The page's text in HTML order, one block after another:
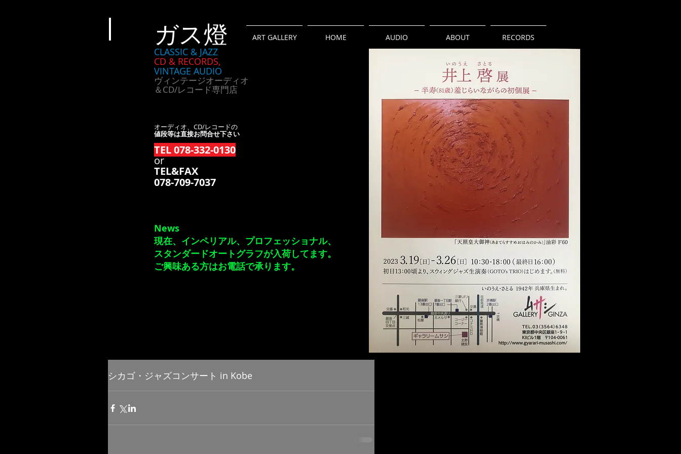
ガス燈
CLASSIC & JAZZ
CD & RECORDS,
VINTAGE AUDIO
ヴィンテージオーディオ
＆CD/レコード専門店
オーディオ、CD/レコードの
値段等は直接お問合せ下さい
TEL 078-332-0130
or
TEL&FAX
078-709-7037
ART GALLERY HOME AUDIO ABOUT RECORDS
News
​現在、インペリアル、プロフェッショナル、
スタンダードオートグラフが入荷してます。
ご興味ある方はお電話で承ります。
シカゴ・ジャズコンサート in Kobe